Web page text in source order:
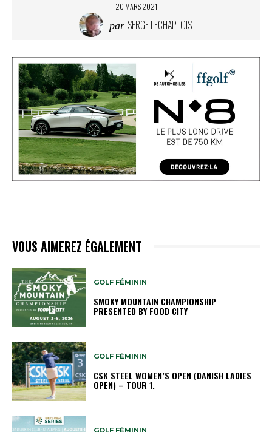
20 MARS 2021
par SERGE LECHAPTOIS
VOUS AIMEREZ ÉGALEMENT
GOLF FÉMININ
SMOKY MOUNTAIN CHAMPIONSHIP
PRESENTED BY FOOD CITY
GOLF FÉMININ
CSK STEEL WOMEN’S OPEN (DANISH LADIES
OPEN) – TOUR 1.
GOLF FÉMININ